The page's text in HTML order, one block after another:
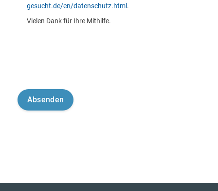
gesucht.de/en/datenschutz.html .
Vielen Dank für Ihre Mithilfe.